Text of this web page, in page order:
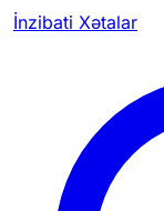
İnzibati Xətalar